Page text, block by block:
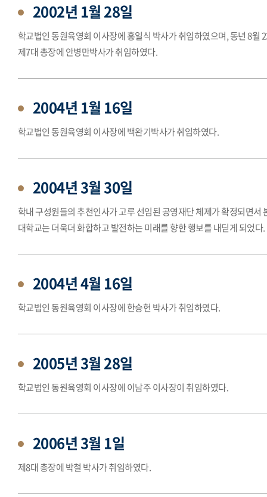
2002년 1월 28일
학교법인 동원육영회 이사장에 홍일식 박사가 취임하였으며, 동년 8월
제7대 총장에 안병만박사가 취임하였다.
2004년 1월 16일
학교법인 동원육영회 이사장에 백완기박사가 취임하였다.
2004년 3월 30일
학내 구성원들의 추천인사가 고루 선임된 공영재단 체제가 확정되면서
대학교는 더욱더 화합하고 발전하는 미래를 향한 행보를 내딛게 되었다.
2004년 4월 16일
학교법인 동원육영회 이사장에 한승헌 박사가 취임하였다.
2005년 3월 28일
학교법인 동원육영회 이사장에 이남주 이사장이 취임하였다.
2006년 3월 1일
제8대 총장에 박철 박사가 취임하였다.